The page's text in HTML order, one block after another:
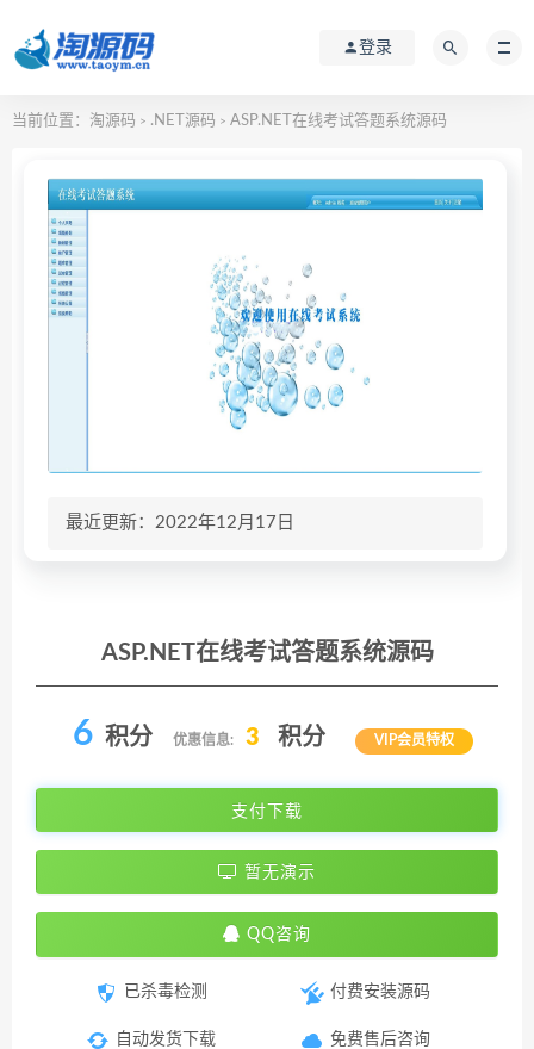
登录
当前位置： 淘源码 > .NET源码 > ASP.NET在线考试答题系统源码
最近更新：2022年12月17日
ASP.NET在线考试答题系统源码
6 积分 优惠信息: 3 积分 VIP会员特权
支付下载
暂无演示
QQ咨询
已杀毒检测
自动发货下载
付费安装源码
免费售后咨询